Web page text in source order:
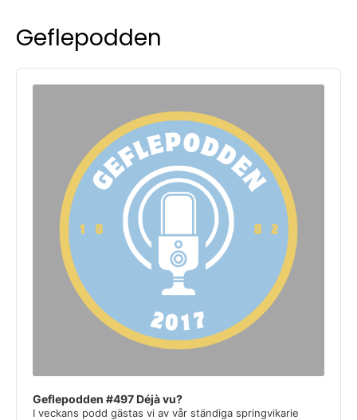
Geflepodden
Audio
Player
Geflepodden #497 Déjà vu?
I veckans podd gästas vi av vår ständiga springvikarie